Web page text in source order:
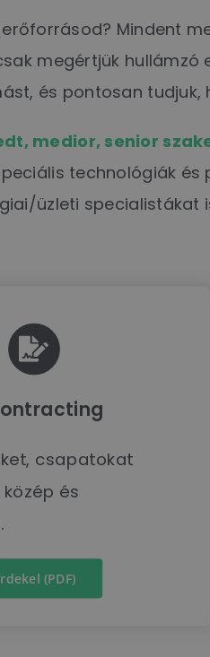
Mindent
megértjük
és pontosan
medior, senior
technológiák és
üzleti
csapatokat
és
(PDF)